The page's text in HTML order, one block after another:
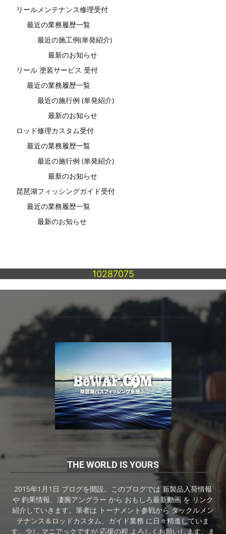
リールメンテナンス修理受付
最近の業務履歴一覧
最近の施工例(単発紹介)
最新のお知らせ
リール 塗装サービス 受付
最近の業務履歴一覧
最近の施行例 (単発紹介)
最新のお知らせ
ロッド修理カスタム受付
最近の業務履歴一覧
最近の施行例 (単発紹介)
最新のお知らせ
琵琶湖フィッシングガイド受付
最近の業務履歴一覧
最新のお知らせ
10287075
THE WORLD IS YOURS
2015年1月1日 ブログを開設。このブログでは 新製品入荷情報
や 釣果情報、凄腕アングラー から おもしろ最新動画 を リンク
紹介していきます。筆者は トーナメント参戦から タックルメン
テナンス＆ロッドカスタム、ガイド業務 に日々精進していま
す。少し マニアックですが 応援の程 よろしくお願いします。ま